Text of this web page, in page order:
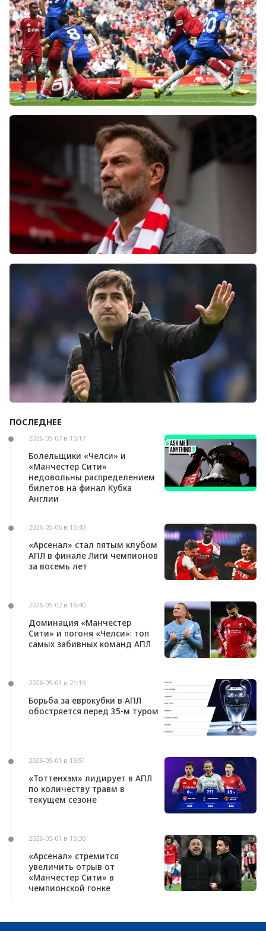
после ничьей на «Энфилде»
Фанаты «Ливерпуля» шокированы
неспособностью команды обыграть нынешний
Болельщики «Ливерпуля» освистали команду
после ничьей с «Челси»
Андони Ираола может возглавить «Кристал
ПОСЛЕДНЕЕ
2026-05-07 в 15:17
Болельщики «Челси» и
«Манчестер Сити»
недовольны распределением
билетов на финал Кубка
Англии
2026-05-06 в 15:43
«Арсенал» стал пятым клубом
АПЛ в финале Лиги чемпионов
за восемь лет
2026-05-02 в 16:40
Доминация «Манчестер
Сити» и погоня «Челси»: топ
самых забивных команд АПЛ
2026-05-01 в 21:19
Борьба за еврокубки в АПЛ
обостряется перед 35-м туром
2026-05-01 в 15:51
«Тоттенхэм» лидирует в АПЛ
по количеству травм в
текущем сезоне
2026-05-01 в 15:30
«Арсенал» стремится
увеличить отрыв от
«Манчестер Сити» в
чемпионской гонке